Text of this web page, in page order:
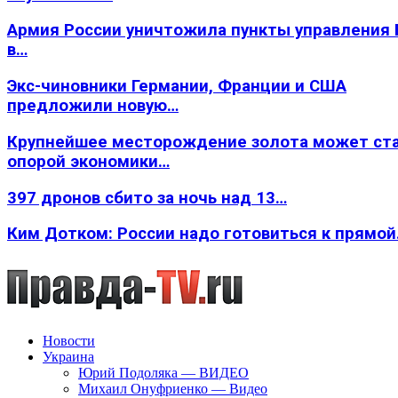
Армия России уничтожила пункты
в…
Экс-чиновники Германии, Франции и США
предложили новую…
Крупнейшее месторождение золота может
опорой экономики…
397 дронов сбито за ночь над 13…
Ким Дотком: России надо готовиться к
Новости
Украина
Юрий Подоляка — ВИДЕО
Михаил Онуфриенко — Видео